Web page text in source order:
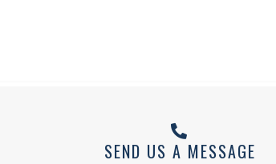
SEND US A MESSAGE